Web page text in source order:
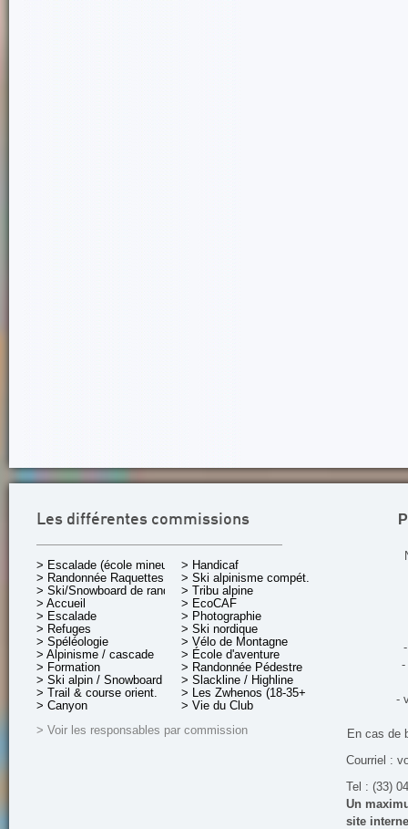
Les différentes commissions
> Escalade (école mineurs)
> Randonnée Raquettes
> Ski/Snowboard de rando.
> Accueil
> Escalade
> Refuges
> Spéléologie
> Alpinisme / cascade
> Formation
> Ski alpin / Snowboard
> Trail & course orient.
> Canyon
> Handicaf
> Ski alpinisme compét.
> Tribu alpine
> EcoCAF
> Photographie
> Ski nordique
> Vélo de Montagne
> École d'aventure
> Randonnée Pédestre
> Slackline / Highline
> Les Zwhenos (18-35+ ans)
> Vie du Club
> Voir les responsables par commission
-
-
En cas de
Courriel :
Tel : (33)
Un
site